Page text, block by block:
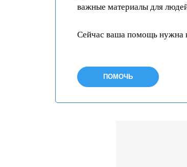
важные материалы для
Сейчас ваша помощь нужна
ПОМОЧЬ